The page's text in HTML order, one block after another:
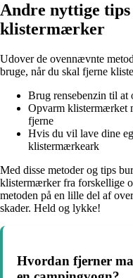
Andre nyttige
klistermærker
Udover de ovennævnte
bruge, når du skal fjerne
Brug rensebenzin til at
Opvarm klistermærket
fjerne
Hvis du vil lave dine
klistermærkeark
Med disse metoder og tips
klistermærker fra forskellige
metoden på en lille del af
skader. Held og lykke!
Hvordan fjerner